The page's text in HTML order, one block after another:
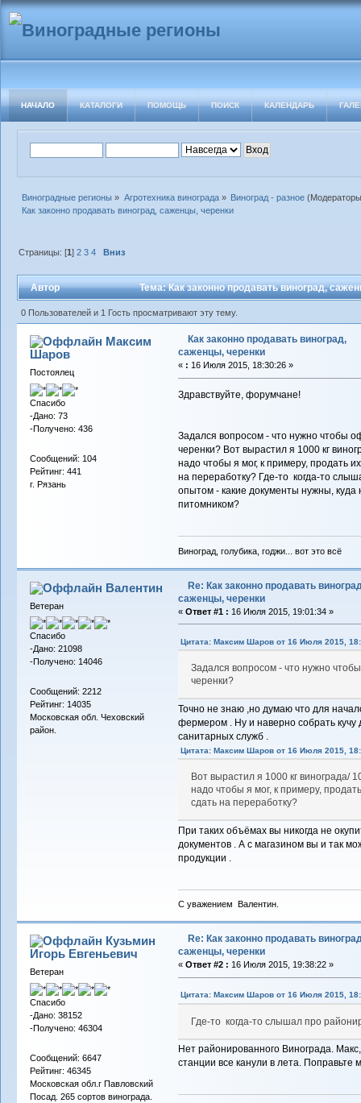
НАЧАЛО КАТАЛОГИ ПОМОЩЬ ПОИСК КАЛЕНДАРЬ
Виноградные регионы » Агротехника винограда» Виноград - разное
Как законно продавать виноград, саженцы, черенки
Страницы: [1]2 3 4 Вниз
Автор Тема: Как законно продавать виноград,
0 Пользователей и 1 Гость просматривают эту тему.
Максим
Шаров
Постоялец
Спасибо
-Дано: 73
-Получено: 436
Сообщений: 104
Рейтинг: 441
г. Рязань
Как законно продавать виноград,
саженцы, черенки
« : 16 Июля 2015, 18:30:26 »
Здравствуйте, форумчане!
Задался вопросом - что нужно чтобы
черенки? Вот вырастил я 1000 кг
надо чтобы я мог, к примеру, продать
на переработку? Где-то когда-то
опытом - какие документы нужны,
питомником?
Виноград, голубика, годжи... вот это всё
Валентин
Ветеран
Спасибо
-Дано: 21098
-Получено: 14046
Сообщений: 2212
Рейтинг: 14035
Московская обл. Чеховский
район.
Re: Как законно продавать
саженцы, черенки
« Ответ #1 : 16 Июля 2015, 19:01:34 »
Цитата: Максим Шаров от 16 Июля 2015,
Задался вопросом - что нужно
черенки?
Точно не знаю ,но думаю что для
фермером . Ну и наверно собрать кучу
санитарных служб .
Цитата: Максим Шаров от 16 Июля 2015,
Вот вырастил я 1000 кг винограда/
надо чтобы я мог, к примеру,
сдать на переработку?
При таких объёмах вы никогда не
документов . А с магазином вы и так
продукции .
С уважением Валентин.
Кузьмин
Игорь Евгеньевич
Ветеран
Спасибо
-Дано: 38152
-Получено: 46304
Сообщений: 6647
Рейтинг: 46345
Московская обл.г Павловский
Посад. 265 сортов винограда.
Re: Как законно продавать
саженцы, черенки
« Ответ #2 : 16 Июля 2015, 19:38:22 »
Цитата: Максим Шаров от 16 Июля 2015,
Где-то когда-то слышал про
Нет районированного Винограда.
станции все канули в лета. Поправьте